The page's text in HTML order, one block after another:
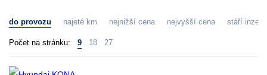
do provozu najeté km nejnižší cena nejvyšší cena stáří
Počet na stránku: 9 18 27